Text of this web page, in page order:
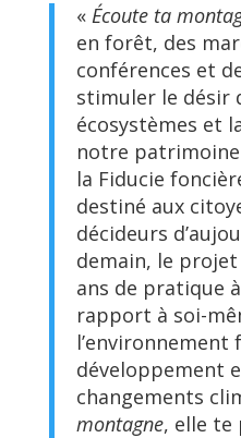
« Écoute ta
en forêt, des
conférences et
stimuler le désir
écosystèmes et
notre
la Fiducie
destiné aux
décideurs
demain, le
ans de pratique
rapport à soi-
l’environnement
développement
changements
montagne, elle te